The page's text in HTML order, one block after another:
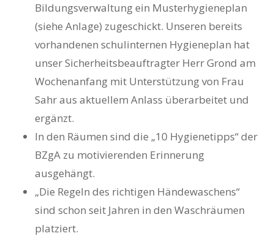
Bildungsverwaltung ein Musterhygieneplan
(siehe Anlage) zugeschickt. Unseren bereits
vorhandenen schulinternen Hygieneplan hat
unser Sicherheitsbeauftragter Herr Grond am
Wochenanfang mit Unterstützung von Frau
Sahr aus aktuellem Anlass überarbeitet und
ergänzt.
In den Räumen sind die „10 Hygienetipps“ der
BZgA zu motivierenden Erinnerung
ausgehängt.
„Die Regeln des richtigen Händewaschens“
sind schon seit Jahren in den Waschräumen
platziert.